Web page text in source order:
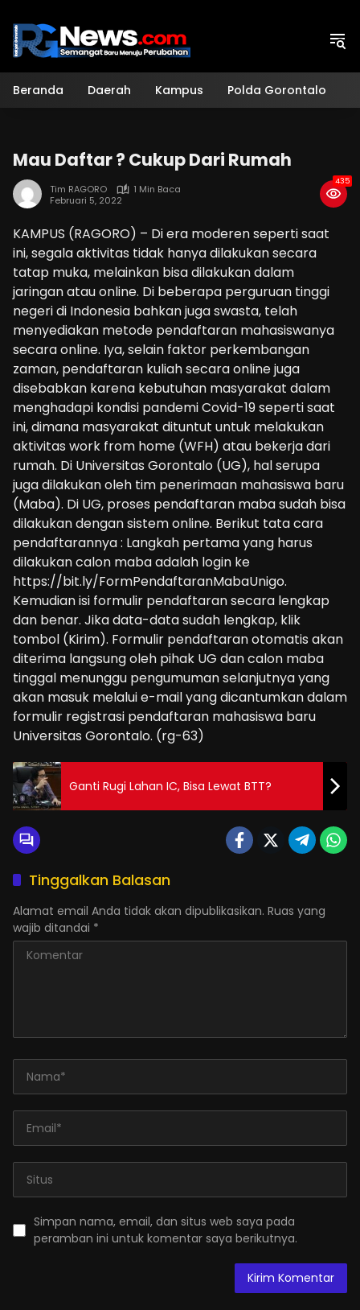
konten
Beranda Daerah Kampus Polda Gorontalo
Mau Daftar ? Cukup Dari Rumah
Tim RAGORO
1 Min Baca
Februari 5, 2022
435
KAMPUS (RAGORO) – Di era moderen seperti saat
ini, segala aktivitas tidak hanya dilakukan secara
tatap muka, melainkan bisa dilakukan dalam
jaringan atau online. Di beberapa perguruan tinggi
negeri di Indonesia bahkan juga swasta, telah
menyediakan metode pendaftaran mahasiswanya
secara online. Iya, selain faktor perkembangan
zaman, pendaftaran kuliah secara online juga
disebabkan karena kebutuhan masyarakat dalam
menghadapi kondisi pandemi Covid-19 seperti saat
ini, dimana masyarakat dituntut untuk melakukan
aktivitas work from home (WFH) atau bekerja dari
rumah. Di Universitas Gorontalo (UG), hal serupa
juga dilakukan oleh tim penerimaan mahasiswa baru
(Maba). Di UG, proses pendaftaran maba sudah bisa
dilakukan dengan sistem online. Berikut tata cara
pendaftarannya : Langkah pertama yang harus
dilakukan calon maba adalah login ke
https://bit.ly/FormPendaftaranMabaUnigo.
Kemudian isi formulir pendaftaran secara lengkap
dan benar. Jika data-data sudah lengkap, klik
tombol (Kirim). Formulir pendaftaran otomatis akan
diterima langsung oleh pihak UG dan calon maba
tinggal menunggu pengumuman selanjutnya yang
akan masuk melalui e-mail yang dicantumkan dalam
formulir registrasi pendaftaran mahasiswa baru
Universitas Gorontalo. (rg-63)
Ganti Rugi Lahan IC, Bisa Lewat BTT?
Tinggalkan Balasan
Alamat email Anda tidak akan dipublikasikan. Ruas yang
wajib ditandai *
Simpan nama, email, dan situs web saya pada
peramban ini untuk komentar saya berikutnya.